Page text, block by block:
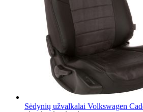
Sėdynių užvalkalai Volkswagen